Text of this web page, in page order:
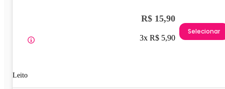
Leito
R$ 15,90
3x R$ 5,90
Selecionar